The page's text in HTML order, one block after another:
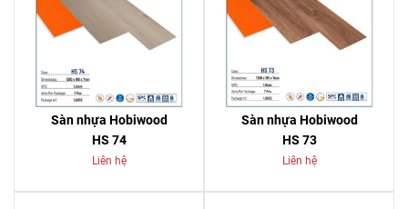
Sàn nhựa Hobiwood
HS 74
Liên hệ
Sàn nhựa Hobiwood
HS 73
Liên hệ